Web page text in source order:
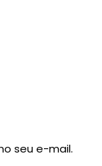
seu e-mail.